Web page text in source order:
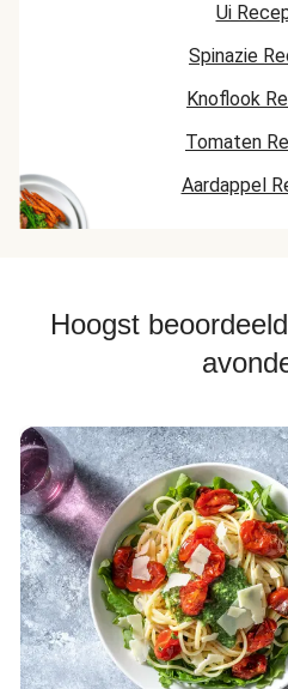
Ui
Spinazie
Knoflook
Tomaten
Aardappel
Hoogst